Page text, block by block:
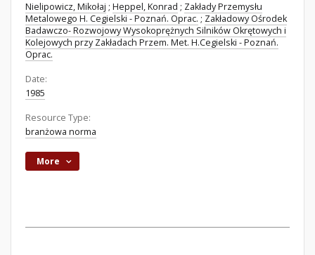
Nielipowicz, Mikołaj ; Heppel, Konrad ; Zakłady Przemysłu
Metalowego H. Cegielski - Poznań. Oprac. ; Zakładowy Ośrodek
Badawczo- Rozwojowy Wysokoprężnych Silników Okrętowych i
Kolejowych przy Zakładach Przem. Met. H.Cegielski - Poznań.
Oprac.
Date:
1985
Resource Type:
branżowa norma
More